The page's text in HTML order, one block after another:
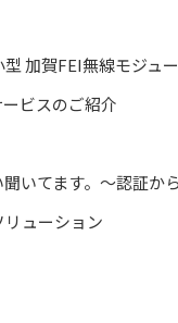
加賀FEI無線モジュ
ビスのご紹介
いてます。～認証か
ューション